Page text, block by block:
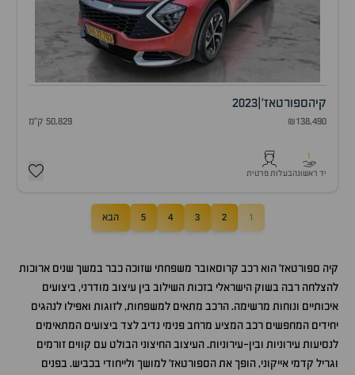
קיהספורטאז' 2023
₪138,490 50,829 ק"מ
1
יד ראשונהבעלות פרטית
1
2
3
4
5 הבא
קיה ספורטאז' הוא רכב קרוסאובר משפחתי שזוכה כבר במשך שנים ארוכות
להצלחה רבה בשוק הישראלי בזכות השילוב בין עיצוב מודרני, ביצועים
איכותיים ונוחות מרשימה. הרכב מתאים למשפחות, לזוגות ואפילו לנהגים
יחידים המחפשים רכב המציע מרחב פנימי נדיב לצד ביצועים המתאימים
לנסיעות עירוניות ובין-עירוניות. העיצוב החיצוני הבולט עם קווים זורמים
וגריל קדמי אייקוני, הופך את הספורטאז' למושך ולייחודי בכביש. בפנים